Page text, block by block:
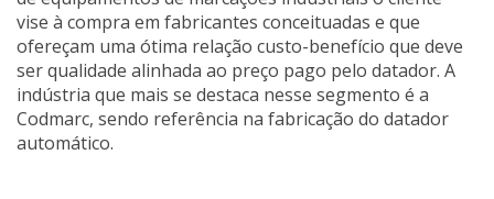
vise à compra em fabricantes conceituadas e que
ofereçam uma ótima relação custo-benefício que deve
ser qualidade alinhada ao preço pago pelo datador. A
indústria que mais se destaca nesse segmento é a
Codmarc, sendo referência na fabricação do datador
automático.